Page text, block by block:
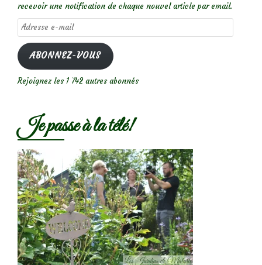
recevoir une notification de chaque nouvel article par email.
Adresse
e-
mail
ABONNEZ-VOUS
Rejoignez les 1 742 autres abonnés
Je passe à la télé!